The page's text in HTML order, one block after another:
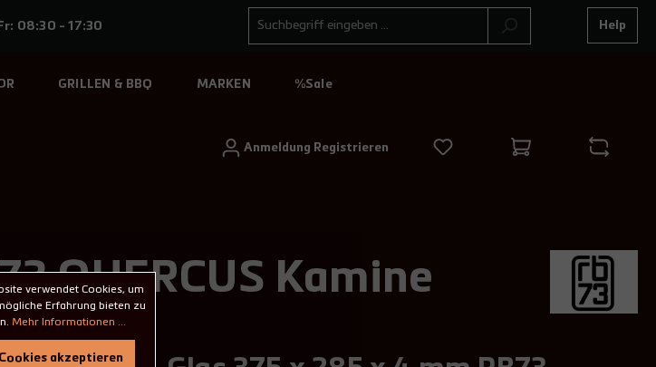
08:30 - 17:30 Help
GRILLEN & BBQ MARKEN %Sale
Anmeldung Registrieren
QUERCUS Kamine
verwendet Cookies, um
Erfahrung bieten zu
Mehr Informationen ...
akzeptieren